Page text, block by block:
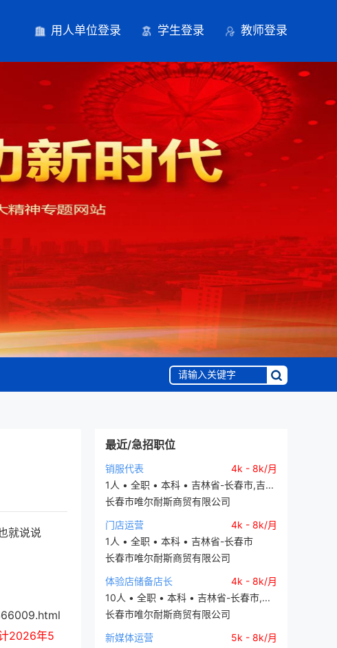
用人单位登录 学生登录 教师登录
最近/急招职位
销服代表
4k - 8k/月
1人 • 全职 • 本科 • 吉林省-长春市,吉...
长春市唯尔耐斯商贸有限公司
门店运营
4k - 8k/月
1人 • 全职 • 本科 • 吉林省-长春市
长春市唯尔耐斯商贸有限公司
体验店储备店长
4k - 8k/月
10人 • 全职 • 本科 • 吉林省-长春市,...
长春市唯尔耐斯商贸有限公司
新媒体运营
5k - 8k/月
就说说
2026年5